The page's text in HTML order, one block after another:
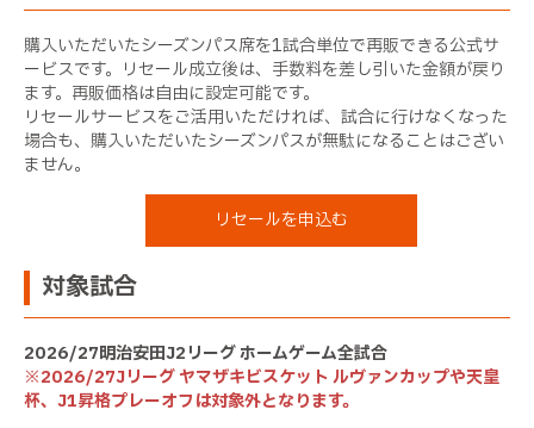
購入いただいたシーズンパス席を1試合単位で再販できる公式サ
ービスです。リセール成立後は、手数料を差し引いた金額が戻り
ます。再販価格は自由に設定可能です。
リセールサービスをご活用いただければ、試合に行けなくなった
場合も、購入いただいたシーズンパスが無駄になることはござい
ません。
リセールを申込む
対象試合
2026/27明治安田J2リーグ ホームゲーム全試合
※2026/27Jリーグ ヤマザキビスケット ルヴァンカップや天皇
杯、J1昇格プレーオフは対象外となります。